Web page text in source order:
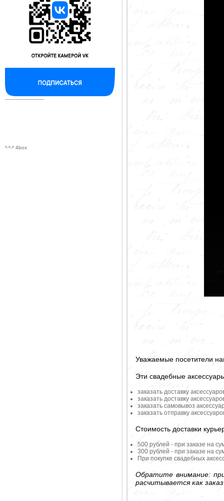
--------------------------
*-*-* 4box
Уважаемые посетители
Эти свадебные
заказать доставку
заказать доставку
заказать самовывоз
заказать отправку
Стоимость доставки
500 рублей - при заказе на
300 рублей - при заказе на
При покупке свадебных
Обратите внимание:
расчитывается как